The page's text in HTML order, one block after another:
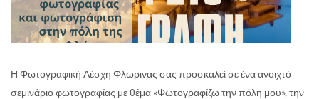
Η Φωτογραφική Λέσχη Φλώρινας σας προσκαλεί σε ένα ανοιχτό
σεμινάριο φωτογραφίας με θέμα «Φωτογραφίζω την πόλη μου», την